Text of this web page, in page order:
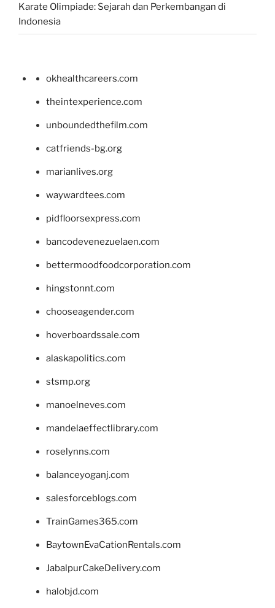
Karate Olimpiade: Sejarah dan Perkembangan di
Indonesia
okhealthcareers.com
theintexperience.com
unboundedthefilm.com
catfriends-bg.org
marianlives.org
waywardtees.com
pidfloorsexpress.com
bancodevenezuelaen.com
bettermoodfoodcorporation.com
hingstonnt.com
chooseagender.com
hoverboardssale.com
alaskapolitics.com
stsmp.org
manoelneves.com
mandelaeffectlibrary.com
roselynns.com
balanceyoganj.com
salesforceblogs.com
TrainGames365.com
BaytownEvaCationRentals.com
JabalpurCakeDelivery.com
halobjd.com